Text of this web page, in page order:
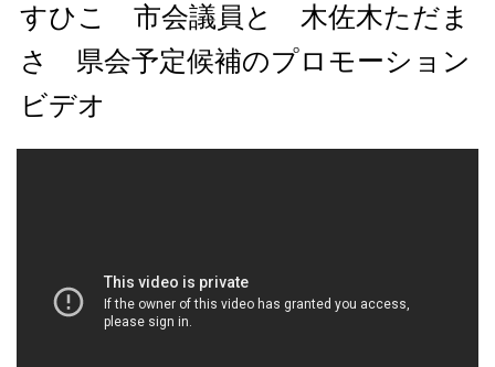
すひこ 市会議員と 木佐木ただま
さ 県会予定候補のプロモーション
ビデオ